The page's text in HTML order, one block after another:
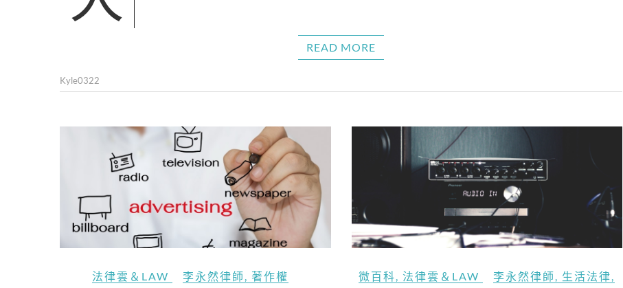
READ MORE
Kyle0322
法律雲＆LAW 李永然律師, 著作權 微百科, 法律雲＆LAW 李永然律師, 生活法律,